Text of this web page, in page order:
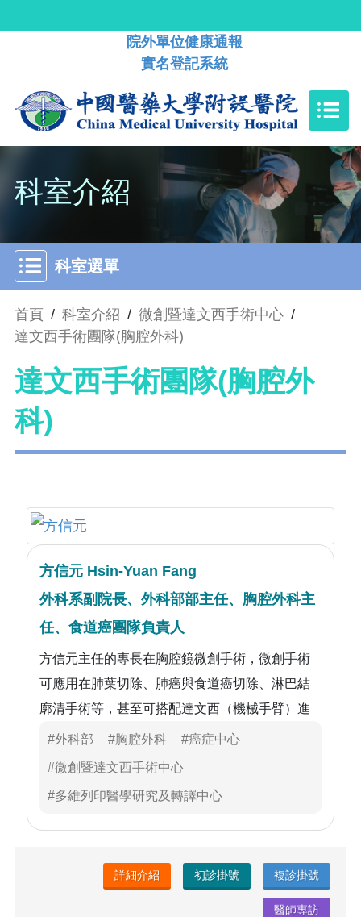
院外單位健康通報
實名登記系統
科室介紹
科室選單
首頁 / 科室介紹 / 微創暨達文西手術中心 /
達文西手術團隊(胸腔外科)
達文西手術團隊(胸腔外
科)
方信元 Hsin-Yuan Fang
外科系副院長、外科部部主任、胸腔外科主
任、食道癌團隊負責人
方信元主任的專長在胸腔鏡微創手術，微創手術
可應用在肺葉切除、肺癌與食道癌切除、淋巴結
廓清手術等，甚至可搭配達文西（機械手臂）進
行更精密手術，術後癒後良好、治癒率高。方醫
師施行胸腔鏡手術、肺癌手術、食道癌與胃賁門
現早期肺癌病灶，透過食道鏡檢查較易早期發現
#外科部 #胸腔外科 #癌症中心
#微創暨達文西手術中心
#多維列印醫學研究及轉譯中心
詳細介紹 初診掛號 複診掛號
醫師專訪